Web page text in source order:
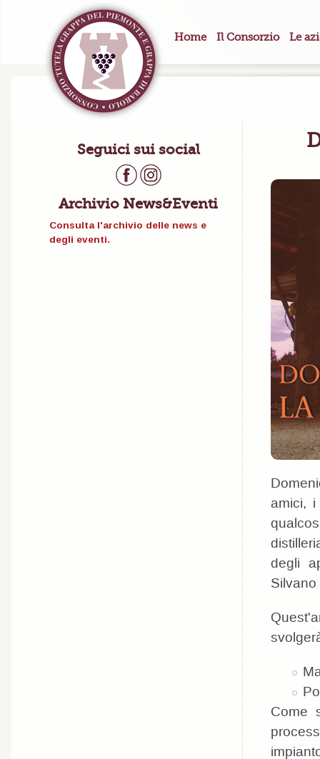
Home Il Consorzio Le
Seguici sui social
Archivio News&Eventi
Consulta l'archivio delle news e
degli eventi.
amici,
degli
Silvano
Come